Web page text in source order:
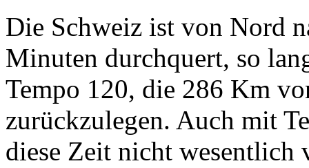
Die Schweiz ist von Nord
Minuten durchquert, so
Tempo 120, die 286 Km
zurückzulegen. Auch mit
diese Zeit nicht wesentlich